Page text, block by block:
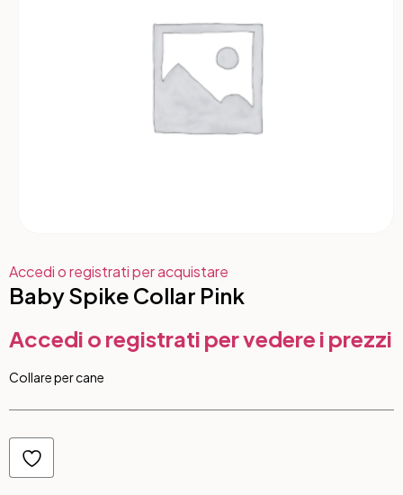
Accedi o registrati per acquistare
Baby Spike Collar Pink
Accedi o registrati per vedere i prezzi
Collare per cane